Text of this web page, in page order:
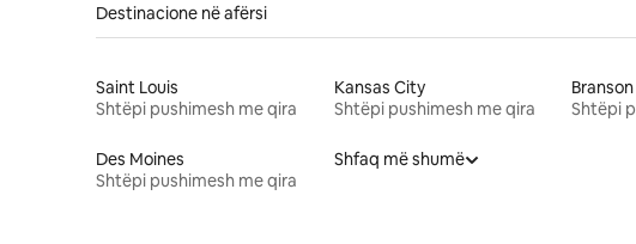
Destinacione në afërsi
Saint Louis
Shtëpi pushimesh me qira
Kansas City
Shtëpi pushimesh me qira
Branson
Shtëpi
Des Moines
Shtëpi pushimesh me qira
Shfaq më shumë